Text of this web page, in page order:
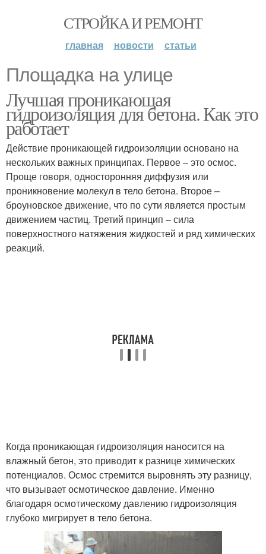
СТРОЙКА И РЕМОНТ
главная новости статьи
Площадка на улице
Лучшая проникающая
гидроизоляция для бетона. Как это
работает
Действие проникающей гидроизоляции основано на
нескольких важных принципах. Первое – это осмос.
Проще говоря, односторонняя диффузия или
проникновение молекул в тело бетона. Второе –
броуновское движение, что по сути является простым
движением частиц. Третий принцип – сила
поверхностного натяжения жидкостей и ряд химических
реакций.
Когда проникающая гидроизоляция наносится на
влажный бетон, это приводит к разнице химических
потенциалов. Осмос стремится выровнять эту разницу,
что вызывает осмотическое давление. Именно
благодаря осмотическому давлению гидроизоляция
глубоко мигрирует в тело бетона.